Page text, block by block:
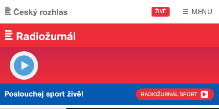
Přejít k hlavnímu obsahu
ŽIVĚ MENU